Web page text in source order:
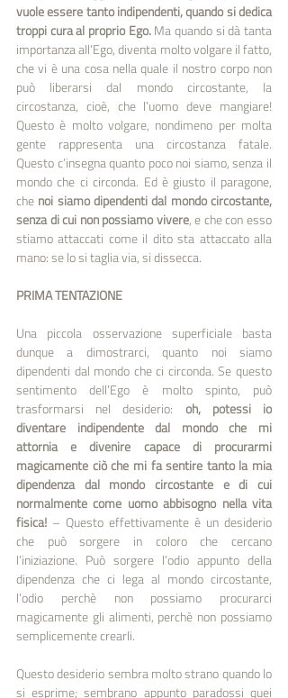
vuole essere tanto indipendenti, quando si dedica
troppi cura al proprio Ego. Ma quando si dà tanta
importanza all’Ego, diventa molto volgare il fatto,
che vi è una cosa nella quale il nostro corpo non
può liberarsi dal mondo circostante, la
circostanza, cioè, che l’uomo deve mangiare!
Questo è molto volgare, nondimeno per molta
gente rappresenta una circostanza fatale.
Questo c’insegna quanto poco noi siamo, senza il
mondo che ci circonda. Ed è giusto il paragone,
che noi siamo dipendenti dal mondo circostante,
senza di cui non possiamo vivere, e che con esso
stiamo attaccati come il dito sta attaccato alla
mano: se lo si taglia via, si dissecca.
PRIMA TENTAZIONE
Una piccola osservazione superficiale basta
dunque a dimostrarci, quanto noi siamo
dipendenti dal mondo che ci circonda. Se questo
sentimento dell’Ego è molto spinto, può
trasformarsi nel desiderio: oh, potessi io
diventare indipendente dal mondo che mi
attornia e divenire capace di procurarmi
magicamente ciò che mi fa sentire tanto la mia
dipendenza dal mondo circostante e di cui
normalmente come uomo abbisogno nella vita
fisica! – Questo effettivamente è un desiderio
che può sorgere in coloro che cercano
l’iniziazione. Può sorgere l’odio appunto della
dipendenza che ci lega al mondo circostante,
l’odio perchè non possiamo procurarci
magicamente gli alimenti, perchè non possiamo
semplicemente crearli.
Questo desiderio sembra molto strano quando lo
si esprime; sembrano appunto paradossi quei